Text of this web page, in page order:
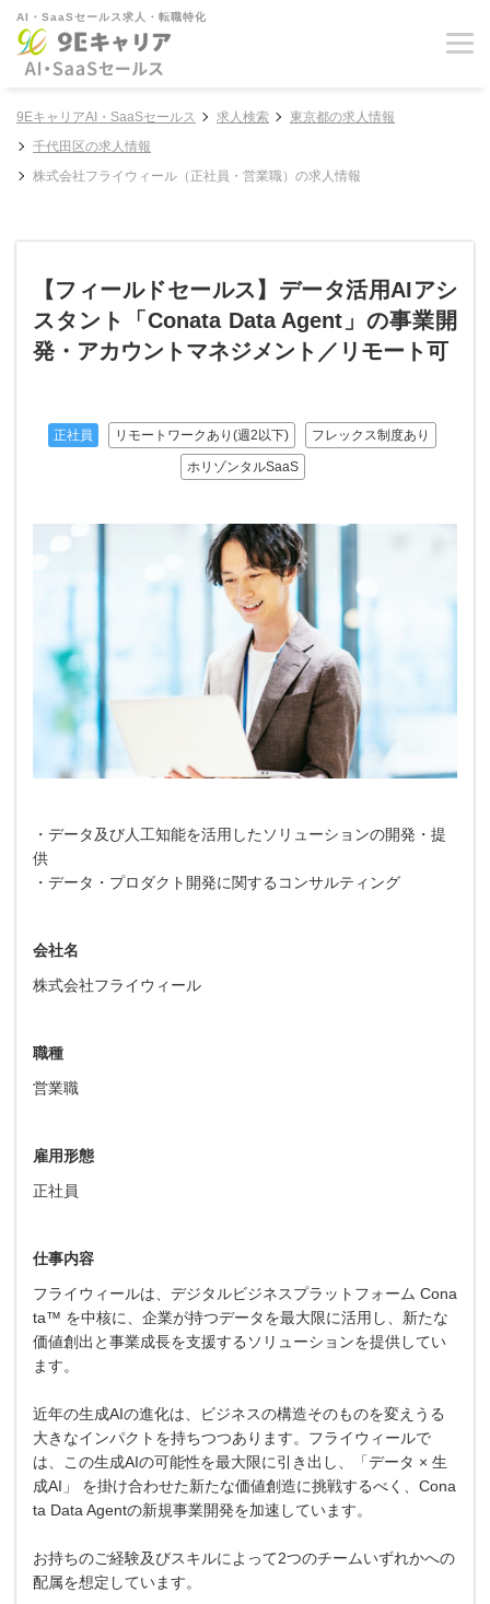
AI・SaaSセールス求人・転職特化
9EキャリアAI・SaaSセールス 求人検索
東京都の求人情報
千代田区の求人情報
株式会社フライウィール（正社員・営業職）の求人情報
【フィールドセールス】データ活用AIアシ
スタント「Conata Data Agent」の事業開
発・アカウントマネジメント／リモート可
正社員 リモートワークあり(週2以下) フレックス制度あり
ホリゾンタルSaaS
・データ及び人工知能を活用したソリューションの開発・提
供
・データ・プロダクト開発に関するコンサルティング
会社名
株式会社フライウィール
職種
営業職
雇用形態
正社員
仕事内容
フライウィールは、デジタルビジネスプラットフォーム Cona
ta™ を中核に、企業が持つデータを最大限に活用し、新たな
価値創出と事業成長を支援するソリューションを提供してい
ます。
近年の生成AIの進化は、ビジネスの構造そのものを変えうる
大きなインパクトを持ちつつあります。フライウィールで
は、この生成AIの可能性を最大限に引き出し、「データ × 生
成AI」 を掛け合わせた新たな価値創造に挑戦するべく、Cona
ta Data Agentの新規事業開発を加速しています。
お持ちのご経験及びスキルによって2つのチームいずれかへの
配属を想定しています。